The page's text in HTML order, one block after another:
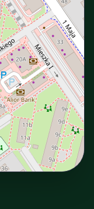
VIEW